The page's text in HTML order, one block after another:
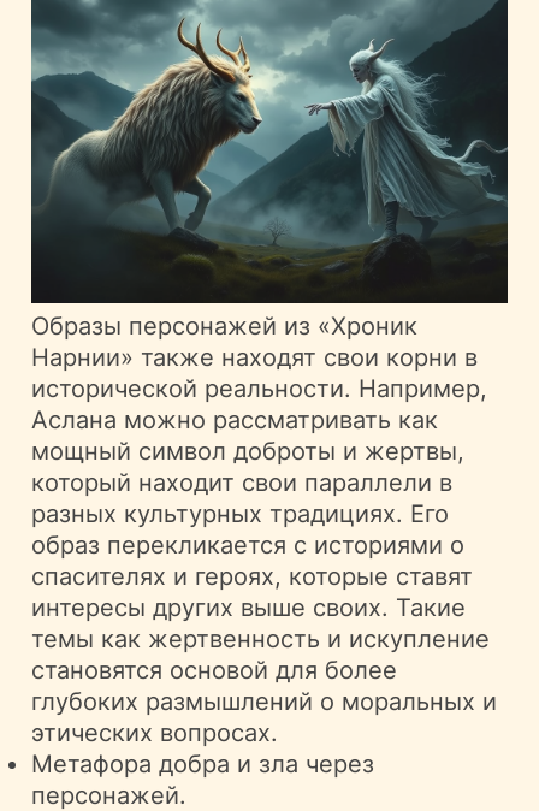
Образы персонажей из «Хроник
Нарнии» также находят свои корни в
исторической реальности. Например,
Аслана можно рассматривать как
мощный символ доброты и жертвы,
который находит свои параллели в
разных культурных традициях. Его
образ перекликается с историями о
спасителях и героях, которые ставят
интересы других выше своих. Такие
темы как жертвенность и искупление
становятся основой для более
глубоких размышлений о моральных и
этических вопросах.
Метафора добра и зла через
персонажей.